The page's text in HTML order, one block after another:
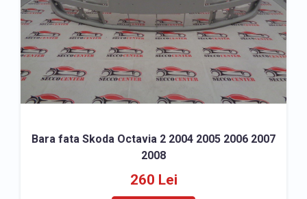
Bara fata Skoda Octavia 2 2004 2005 2006 2007
2008
260 Lei